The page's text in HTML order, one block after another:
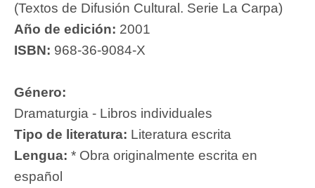
(Textos de Difusión Cultural. Serie La Carpa)
Año de edición: 2001
ISBN: 968-36-9084-X
Género:
Dramaturgia - Libros individuales
Tipo de literatura: Literatura escrita
Lengua: * Obra originalmente escrita en
español